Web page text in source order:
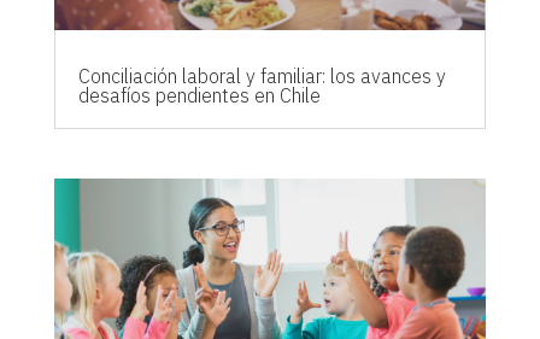
Conciliación laboral y familiar: los avances y
desafíos pendientes en Chile